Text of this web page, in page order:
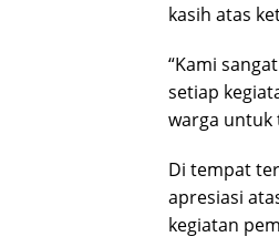
kasih atas
“Kami
setiap
warga untuk
Di tempat
apresiasi
kegiatan